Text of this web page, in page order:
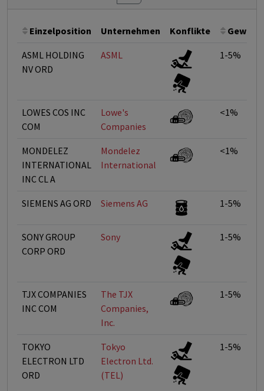
Einzelposition Unternehmen Konflikte
ASML HOLDING
NV ORD
ASML 1-5%
LOWES COS INC
COM
Lowe's
Companies
<1%
MONDELEZ
INTERNATIONAL
INC CL A
Mondelez
International
<1%
SIEMENS AG ORD Siemens AG 1-5%
SONY GROUP
CORP ORD
Sony 1-5%
TJX COMPANIES
INC COM
The TJX
Companies,
Inc.
1-5%
TOKYO
ELECTRON LTD
ORD
Tokyo
Electron Ltd.
(TEL)
1-5%